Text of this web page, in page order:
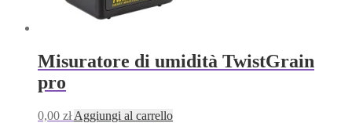
Misuratore di umidità TwistGrain
pro
0,00 zł Aggiungi al carrello